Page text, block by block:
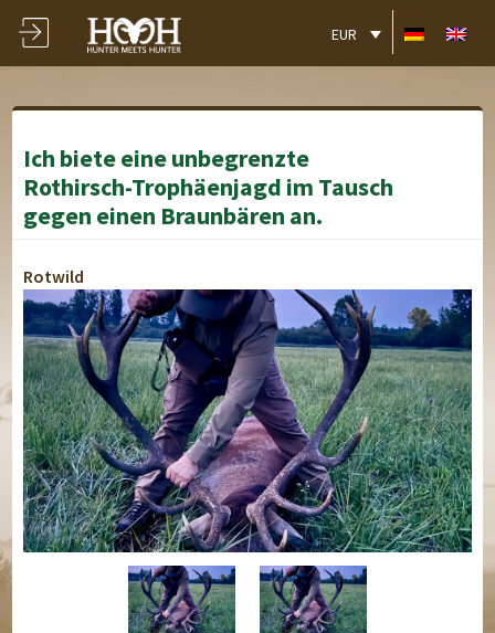
EUR
Ich biete eine unbegrenzte
Rothirsch-Trophäenjagd im Tausch
gegen einen Braunbären an.
Rotwild